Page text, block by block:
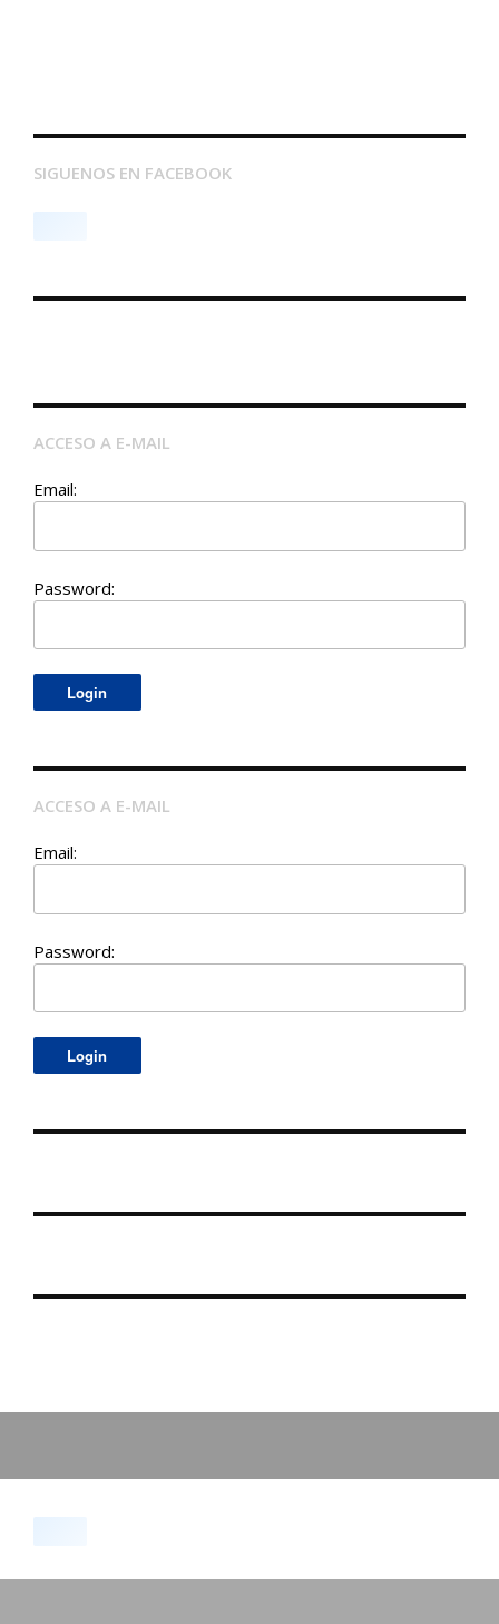
SIGUENOS EN FACEBOOK
ACCESO A E-MAIL
Email:
Password:
ACCESO A E-MAIL
Email:
Password: